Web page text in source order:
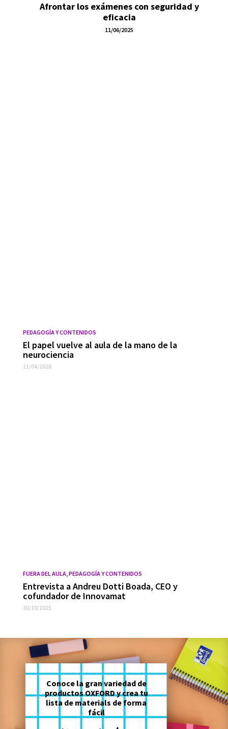
Afrontar los exámenes con seguridad y
eficacia
11/06/2025
PEDAGOGÍA Y CONTENIDOS
El papel vuelve al aula de la mano de la
neurociencia
21/04/2026
FUERA DEL AULA,PEDAGOGÍA Y CONTENIDOS
Entrevista a Andreu Dotti Boada, CEO y
cofundador de Innovamat
30/10/2025
Conoce la gran variedad de
productos OXFORD y crea tu
lista de materials de forma
fácil